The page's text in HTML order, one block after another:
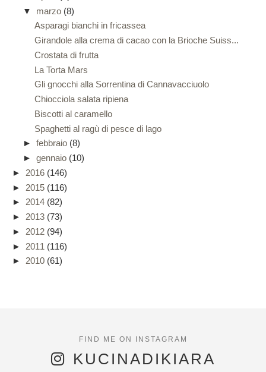
▼ marzo (8)
Asparagi bianchi in fricassea
Girandole alla crema di cacao con la Brioche Suiss...
Crostata di frutta
La Torta Mars
Gli gnocchi alla Sorrentina di Cannavacciuolo
Chiocciola salata ripiena
Biscotti al caramello
Spaghetti al ragù di pesce di lago
► febbraio (8)
► gennaio (10)
► 2016 (146)
► 2015 (116)
► 2014 (82)
► 2013 (73)
► 2012 (94)
► 2011 (116)
► 2010 (61)
KUCINADIKIARA